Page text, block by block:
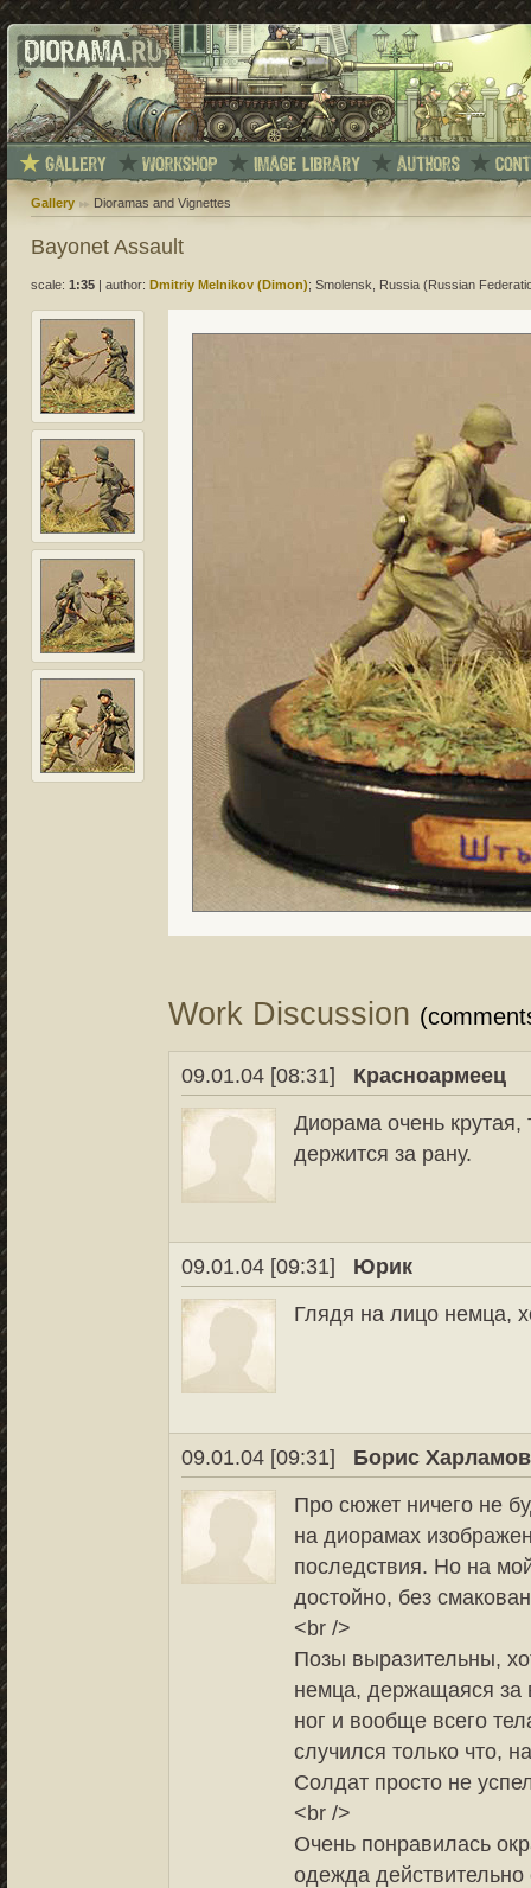
Gallery Dioramas and Vignettes
Bayonet Assault
scale: 1:35 author: Dmitriy Melnikov (Dimon); Smolensk, Russia (Russian
Work Discussion
09.01.04 [08:31]
Красноармеец
Диорама очень крутая,
держится за рану.
09.01.04 [09:31]
Юрик
Глядя на лицо немца,
09.01.04 [09:31]
Борис Харламов
Про сюжет ничего не
на диорамах
последствия. Но на
достойно, без
<br />
Позы выразительны,
немца, держащаяся за
ног и вообще всего
случился только что,
Солдат просто не
<br />
Очень понравилась
одежда